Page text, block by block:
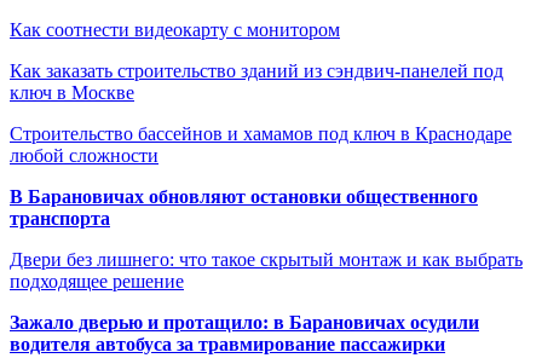
Как соотнести видеокарту с монитором
Как заказать строительство зданий из сэндвич-панелей под
ключ в Москве
Строительство бассейнов и хамамов под ключ в Краснодаре
любой сложности
В Барановичах обновляют остановки общественного
транспорта
Двери без лишнего: что такое скрытый монтаж и как выбрать
подходящее решение
Зажало дверью и протащило: в Барановичах осудили
водителя автобуса за травмирование пассажирки